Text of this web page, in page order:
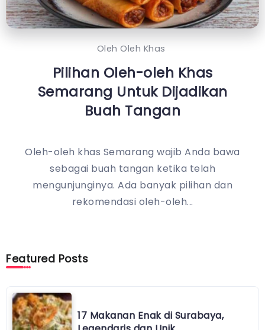
Oleh Oleh Khas
Pilihan Oleh-oleh Khas
Semarang Untuk Dijadikan
Buah Tangan
Oleh-oleh khas Semarang wajib Anda bawa
sebagai buah tangan ketika telah
mengunjunginya. Ada banyak pilihan dan
rekomendasi oleh-oleh...
Featured Posts
17 Makanan Enak di Surabaya,